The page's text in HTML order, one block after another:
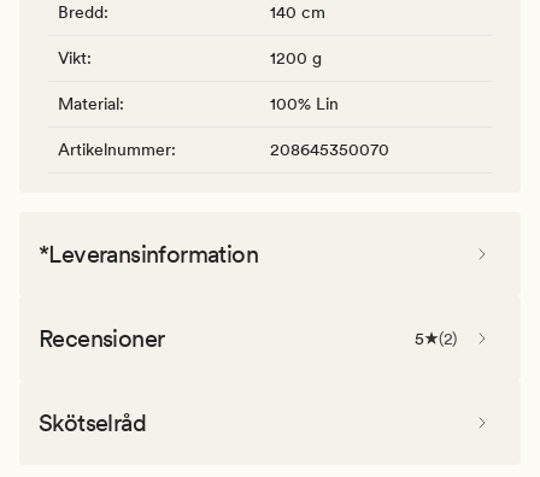
Bredd: 140 cm
Vikt: 1200 g
Material: 100% Lin
Artikelnummer: 208645350070
*Leveransinformation
Recensioner 5 (2)
Skötselråd